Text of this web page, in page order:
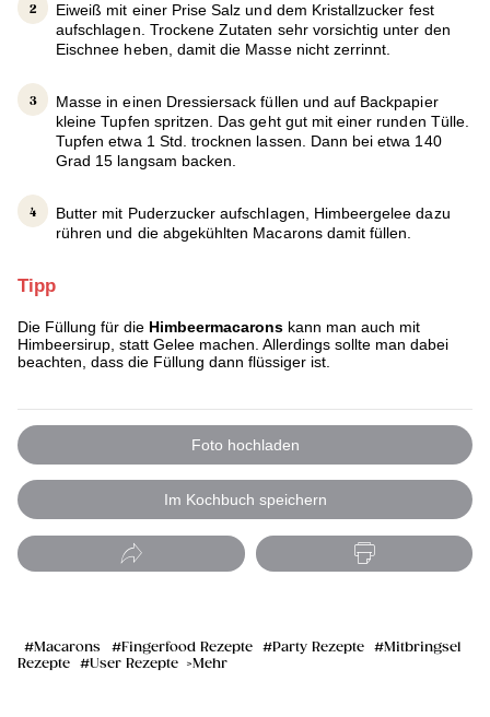
Eiweiß mit einer Prise Salz und dem Kristallzucker fest
aufschlagen. Trockene Zutaten sehr vorsichtig unter den
Eischnee heben, damit die Masse nicht zerrinnt.
Masse in einen Dressiersack füllen und auf Backpapier
kleine Tupfen spritzen. Das geht gut mit einer runden Tülle.
Tupfen etwa 1 Std. trocknen lassen. Dann bei etwa 140
Grad 15 langsam backen.
Butter mit Puderzucker aufschlagen, Himbeergelee dazu
rühren und die abgekühlten Macarons damit füllen.
Tipp
Die Füllung für die Himbeermacarons kann man auch mit
Himbeersirup, statt Gelee machen. Allerdings sollte man dabei
beachten, dass die Füllung dann flüssiger ist.
Foto hochladen
Im Kochbuch speichern
Macarons Fingerfood Rezepte Party Rezepte
Mitbringsel
Rezepte
User Rezepte Mehr